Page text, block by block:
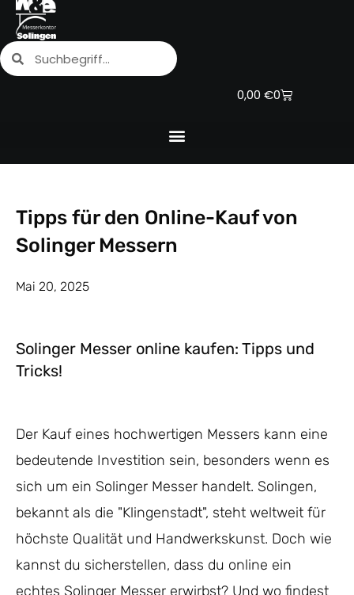
Zum
Inhalt
springen
SucheSuche
0,00 €0
Warenkorb
Tipps für den Online-Kauf von
Solinger Messern
Mai 20, 2025
Solinger Messer online kaufen: Tipps und
Tricks!
Der Kauf eines hochwertigen Messers kann eine
bedeutende Investition sein, besonders wenn es
sich um ein Solinger Messer handelt. Solingen,
bekannt als die "Klingenstadt", steht weltweit für
höchste Qualität und Handwerkskunst. Doch wie
kannst du sicherstellen, dass du online ein
echtes Solinger Messer erwirbst? Und wo findest